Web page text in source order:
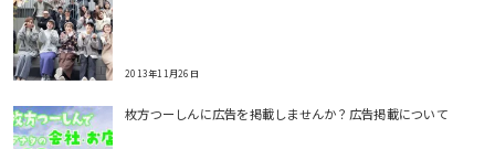
2013年11月26日
枚方つーしんに広告を掲載しませんか？広告掲載について